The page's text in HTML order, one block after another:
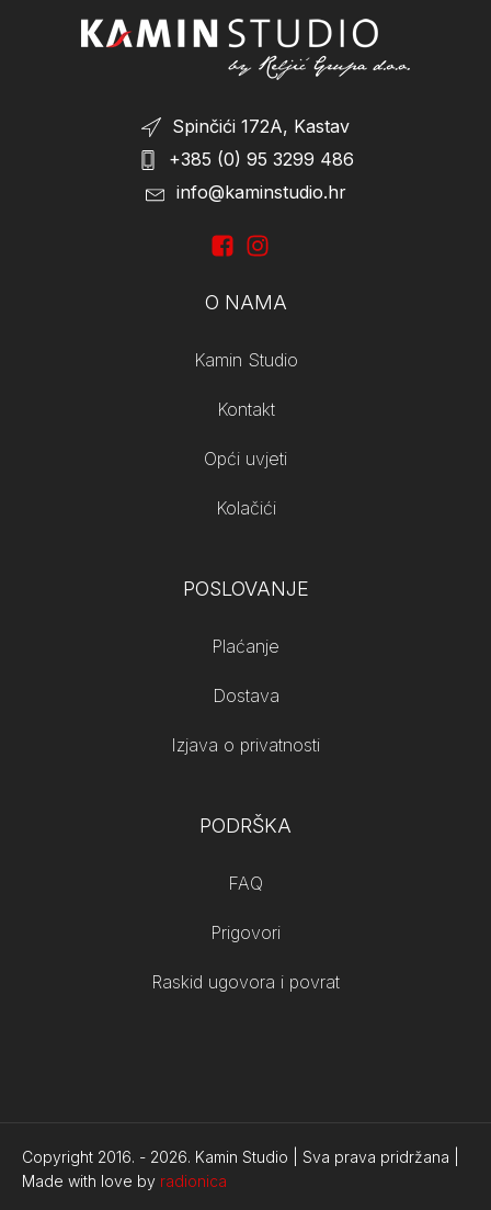
Spinčići 172A, Kastav
+385 (0) 95 3299 486
info@kaminstudio.hr
O NAMA
Kamin Studio
Kontakt
Opći uvjeti
Kolačići
POSLOVANJE
Plaćanje
Dostava
Izjava o privatnosti
PODRŠKA
FAQ
Prigovori
Raskid ugovora i povrat
Copyright 2016. - 2026. Kamin Studio | Sva prava pridržana |
Made with love by radionica